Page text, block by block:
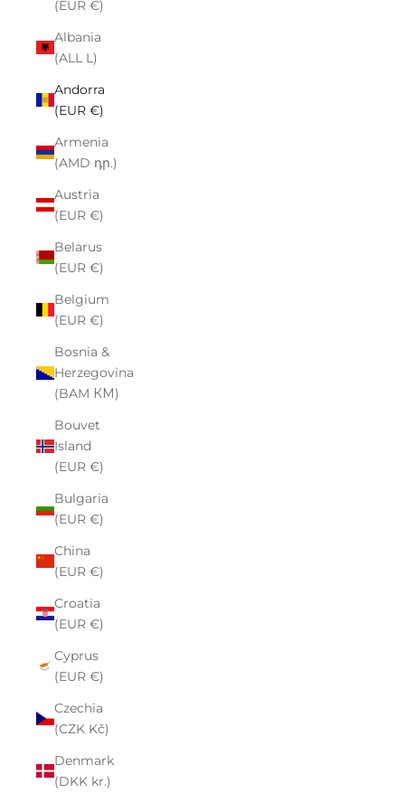
(EUR €)
Albania
(ALL L)
Andorra
(EUR €)
Armenia
(AMD դր.)
Austria
(EUR €)
Belarus
(EUR €)
Belgium
(EUR €)
Bosnia &
Herzegovina
(BAM КМ)
Bouvet
Island
(EUR €)
Bulgaria
(EUR €)
China
(EUR €)
Croatia
(EUR €)
Cyprus
(EUR €)
Czechia
(CZK Kč)
Denmark
(DKK kr.)